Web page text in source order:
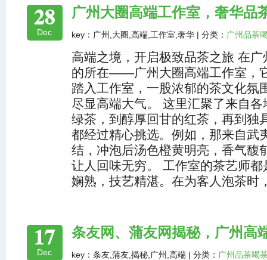
28
Dec
广州大圈高端工作室，奢华品
key：广州,大圈,高端,工作室,奢华 | 分类： 广州品茶
高端之境，开启极致品茶之旅 在
的所在——广州大圈高端工作室，
踏入工作室，一股浓郁的茶文化氛
尽显高端大气。 这里汇聚了来自
绿茶，到醇厚回甘的红茶，再到独
都经过精心挑选。例如，那来自武
结，冲泡后汤色橙黄明亮，香气馥
让人回味无穷。 工作室的茶艺师
娴熟，技艺精湛。在为客人泡茶时
17
Dec
条友网、蒲友网揭秘，广州高
key：条友,蒲友,揭秘,广州,高端 | 分类： 广州品茶喝